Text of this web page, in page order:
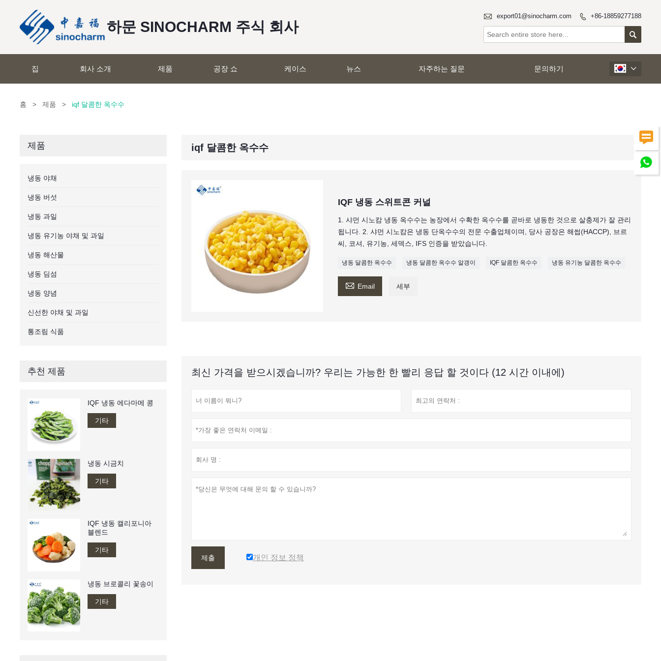


하문 SINOCHARM 주식 회사
 export01@sinocharm.com  +86-18859277188

집 회사 소개 제품 공장 쇼 케이스 뉴스 자주하는 질문 문의하기 
홈 > 제품 > iqf 달콤한 옥수수
iqf 달콤한 옥수수
IQF 냉동 스위트콘 커널
1. 샤먼 시노캄 냉동 옥수수는 농장에서 수확한 옥수수를 곧바로 냉동한 것으로 살충제가 잘 관리
됩니다. 2. 샤먼 시노캄은 냉동 단옥수수의 전문 수출업체이며, 당사 공장은 해썹(HACCP), 브르
씨, 코셔, 유기농, 세덱스, IFS 인증을 받았습니다.
냉동 달콤한 옥수수 냉동 달콤한 옥수수 알갱이 IQF 달콤한 옥수수 냉동 유기농 달콤한 옥수수
 Email 세부
최신 가격을 받으시겠습니까? 우리는 가능한 한 빨리 응답 할 것이다 (12 시간 이내에)
제출 개인 정보 정책
제품
냉동 야채
냉동 버섯
냉동 과일
냉동 유기농 야채 및 과일
냉동 해산물
냉동 딤섬
냉동 양념
신선한 야채 및 과일
통조림 식품
추천 제품
IQF 냉동 에다마메 콩
기타
냉동 시금치
기타
IQF 냉동 캘리포니아
블렌드
기타
냉동 브로콜리 꽃송이
기타